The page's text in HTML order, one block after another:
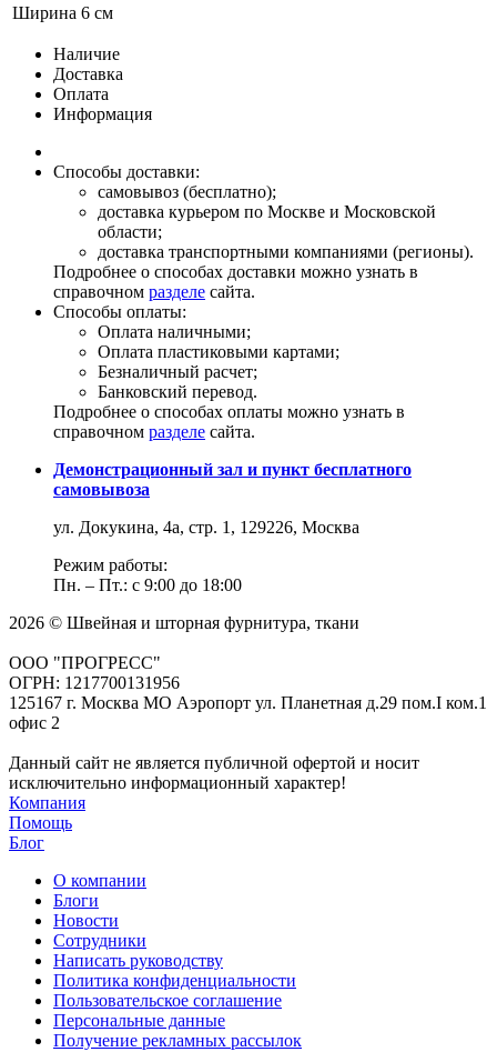
Ширина 6 см
Наличие
Доставка
Оплата
Информация
Способы доставки:
самовывоз (бесплатно);
доставка курьером по Москве и Московской
области;
доставка транспортными компаниями (регионы).
Подробнее о способах доставки можно узнать в
справочном разделе сайта.
Способы оплаты:
Оплата наличными;
Оплата пластиковыми картами;
Безналичный расчет;
Банковский перевод.
Подробнее о способах оплаты можно узнать в
справочном разделе сайта.
Демонстрационный зал и пункт бесплатного
самовывоза
ул. Докукина, 4а, стр. 1, 129226, Москва
Режим работы:
Пн. – Пт.: с 9:00 до 18:00
2026 © Швейная и шторная фурнитура, ткани
ООО "ПРОГРЕСС"
ОГРН: 1217700131956
125167 г. Москва МО Аэропорт ул. Планетная д.29 пом.I ком.1
офис 2
Данный сайт не является публичной офертой и носит
исключительно информационный характер!
Компания
Помощь
Блог
О компании
Блоги
Новости
Сотрудники
Написать руководству
Политика конфиденциальности
Пользовательское соглашение
Персональные данные
Получение рекламных рассылок